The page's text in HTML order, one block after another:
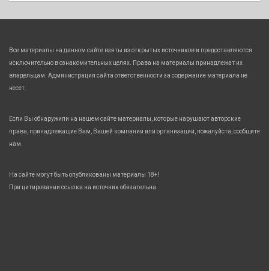
Все материалы на данном сайте взяты из открытых источников и предоставляются
исключительно в ознакомительных целях. Права на материалы принадлежат их
владельцам. Администрация сайта ответственности за содержание материала не
несет.
Если Вы обнаружили на нашем сайте материалы, которые нарушают авторские
права, принадлежащие Вам, Вашей компании или организации, пожалуйста, сообщите
нам.
На сайте могут быть опубликованы материалы 18+!
При цитировании ссылка на источник обязательна.